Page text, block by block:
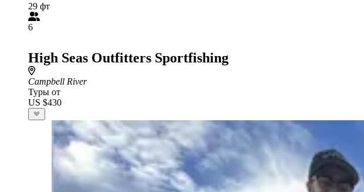
29 фт
6
High Seas Outfitters Sportfishing
Campbell River
Туры от
US $430